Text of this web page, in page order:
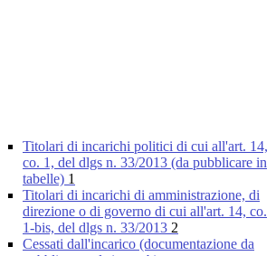
Titolari di incarichi politici di cui all'art. 14,
co. 1, del dlgs n. 33/2013 (da pubblicare in
tabelle) 1
Titolari di incarichi di amministrazione, di
direzione o di governo di cui all'art. 14, co.
1-bis, del dlgs n. 33/2013 2
Cessati dall'incarico (documentazione da